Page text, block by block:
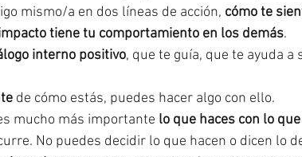
mismo/a en dos líneas de acción, cómo te
tiene tu comportamiento en los demás.
interno positivo, que te guía, que te ayuda
de cómo estás, puedes hacer algo con ello.
mucho más importante lo que haces con lo
No puedes decidir lo que hacen o dicen lo